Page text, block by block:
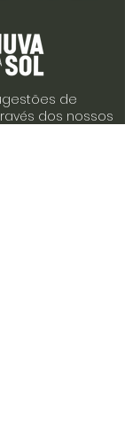
de
dos nossos